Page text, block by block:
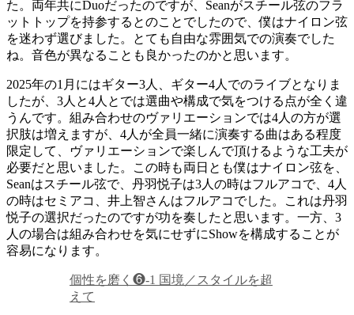
た。両年共にDuoだったのですが、Seanがスチール弦のフラ
ットトップを持参するとのことでしたので、僕はナイロン弦
を迷わず選びました。とても自由な雰囲気での演奏でした
ね。音色が異なることも良かったのかと思います。
2025年の1月にはギター3人、ギター4人でのライブとなりま
したが、3人と4人とでは選曲や構成で気をつける点が全く違
うんです。組み合わせのヴァリエーションでは4人の方が選
択肢は増えますが、4人が全員一緒に演奏する曲はある程度
限定して、ヴァリエーションで楽しんで頂けるような工夫が
必要だと思いました。この時も両日とも僕はナイロン弦を、
Seanはスチール弦で、丹羽悦子は3人の時はフルアコで、4人
の時はセミアコ、井上智さんはフルアコでした。これは丹羽
悦子の選択だったのですが功を奏したと思います。一方、3
人の場合は組み合わせを気にせずにShowを構成することが
容易になります。
個性を磨く❻-1 国境／スタイルを超
えて